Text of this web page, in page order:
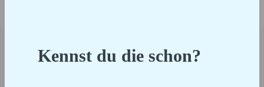
Kennst du die schon?